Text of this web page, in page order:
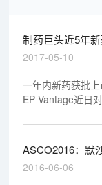
制药巨头近5年
2017-05-10
一年内新药获批
EP Vantage近日
ASCO2016：默
治疗晚期黑色素
2016-06-06